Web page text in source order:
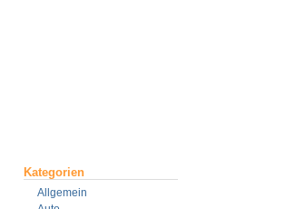
Kategorien
Allgemein